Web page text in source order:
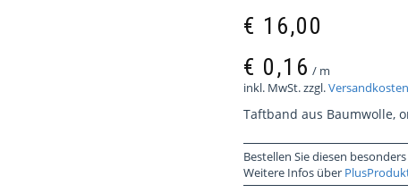
€ 16,00
€ 0,16 / m
inkl. MwSt.zzgl.Versandkosten
Taftband aus Baumwolle,
Bestellen Sie diesen
Weitere Infos über